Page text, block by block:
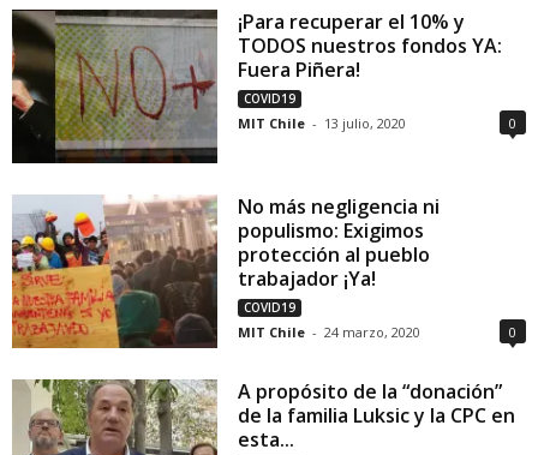
¡Para recuperar el 10% y
TODOS nuestros fondos YA:
Fuera Piñera!
COVID19
MIT Chile - 13 julio, 2020 0
No más negligencia ni
populismo: Exigimos
protección al pueblo
trabajador ¡Ya!
COVID19
MIT Chile - 24 marzo, 2020 0
A propósito de la “donación”
de la familia Luksic y la CPC en
esta...